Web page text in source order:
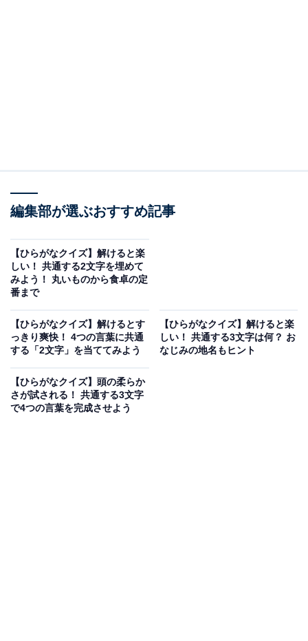
□□なり
ヒント：十分とは言えないまでも、その程度や状態にふ
さわしい様子を思い浮かべてみてください。
次ページ 正解を見る
編集部が選ぶおすすめ記事
【ひらがなクイズ】解けると楽
しい！ 共通する2文字を埋めて
みよう！ 丸いものから食卓の定
番まで
【ひらがなクイズ】解けるとす
っきり爽快！ 4つの言葉に共通
する「2文字」を当ててみよう
【ひらがなクイズ】解けると楽
しい！ 共通する3文字は何？ お
なじみの地名もヒント
【ひらがなクイズ】頭の柔らか
さが試される！ 共通する3文字
で4つの言葉を完成させよう